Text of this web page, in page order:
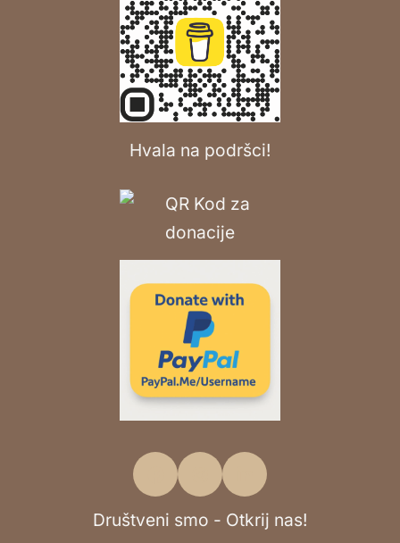
Hvala na podršci!
Društveni smo - Otkrij nas!